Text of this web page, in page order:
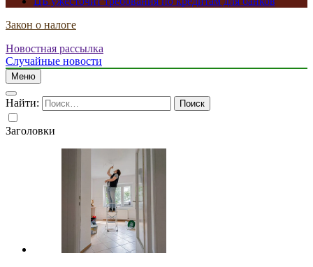
Закон о налоге
Новостная рассылка
Случайные новости
Меню
Найти:
Заголовки